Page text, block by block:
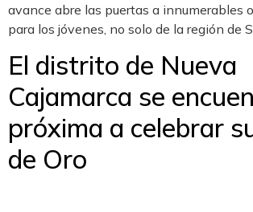
avance abre las puertas a innumerables
para los jóvenes, no solo de la región de
El distrito de Nueva
Cajamarca se
próxima a celebrar
de Oro